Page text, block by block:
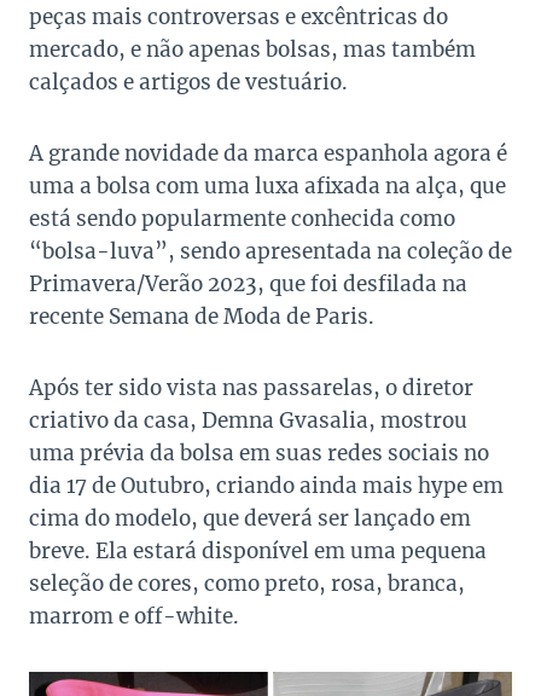
peças mais controversas e excêntricas do
mercado, e não apenas bolsas, mas também
calçados e artigos de vestuário.
A grande novidade da marca espanhola agora é
uma a bolsa com uma luxa afixada na alça, que
está sendo popularmente conhecida como
“bolsa-luva”, sendo apresentada na coleção de
Primavera/Verão 2023, que foi desfilada na
recente Semana de Moda de Paris.
Após ter sido vista nas passarelas, o diretor
criativo da casa, Demna Gvasalia, mostrou
uma prévia da bolsa em suas redes sociais no
dia 17 de Outubro, criando ainda mais hype em
cima do modelo, que deverá ser lançado em
breve. Ela estará disponível em uma pequena
seleção de cores, como preto, rosa, branca,
marrom e off-white.